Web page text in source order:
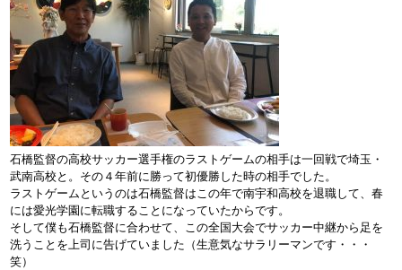
石橋監督の高校サッカー選手権のラストゲームの相手は一回戦で埼玉・
武南高校と。その４年前に勝って初優勝した時の相手でした。
ラストゲームというのは石橋監督はこの年で南宇和高校を退職して、春
には愛光学園に転職することになっていたからです。
そして僕も石橋監督に合わせて、この全国大会でサッカー中継から足を
洗うことを上司に告げていました（生意気なサラリーマンです・・・
笑）